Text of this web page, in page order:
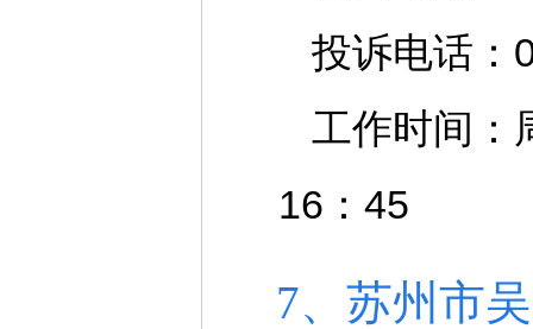
投诉电话：
工作时间：
16：45
7、苏州市